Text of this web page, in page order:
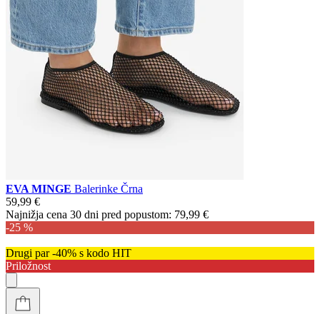
EVA MINGE Balerinke Črna
59,99 €
Najnižja cena 30 dni pred popustom: 79,99 €
-25 %
Drugi par -40% s kodo HIT
Priložnost